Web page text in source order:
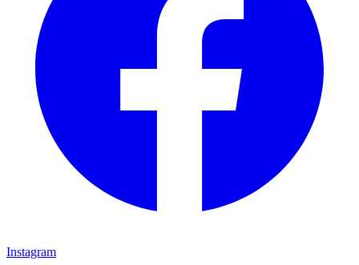
Instagram